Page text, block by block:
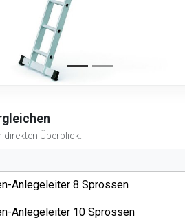
Überblick.
Anlegeleiter 8 Sprossen
Anlegeleiter 10 Sprossen